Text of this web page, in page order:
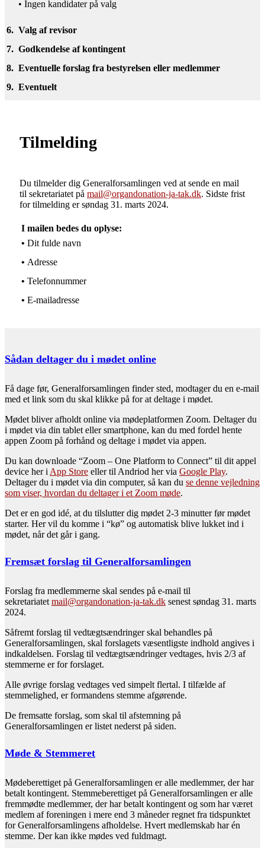
• Ingen kandidater på valg
6. Valg af revisor
7. Godkendelse af kontingent
8. Eventuelle forslag fra bestyrelsen eller medlemmer
9. Eventuelt
Tilmelding
Du tilmelder dig Generalforsamlingen ved at sende en mail
til sekretariatet på mail@organdonation-ja-tak.dk. Sidste frist
for tilmelding er søndag 31. marts 2024.
I mailen bedes du oplyse:
• Dit fulde navn
• Adresse
• Telefonnummer
• E-mailadresse
Sådan deltager du i mødet online
Få dage før, Generalforsamlingen finder sted, modtager du en e-mail
med et link som du skal klikke på for at deltage i mødet.
Mødet bliver afholdt online via mødeplatformen Zoom. Deltager du
i mødet via din tablet eller smartphone, kan du med fordel hente
appen Zoom på forhånd og deltage i mødet via appen.
Du kan downloade “Zoom – One Platform to Connect” til dit appel
device her i App Store eller til Andriod her via Google Play.
Deltager du i mødet via din computer, så kan du se denne vejledning
som viser, hvordan du deltager i et Zoom møde.
Det er en god idé, at du tilslutter dig mødet 2-3 minutter før mødet
starter. Her vil du komme i “kø” og automatisk blive lukket ind i
mødet, når det går i gang.
Fremsæt forslag til Generalforsamlingen
Forslag fra medlemmerne skal sendes på e-mail til
sekretariatet mail@organdonation-ja-tak.dk senest søndag 31. marts
2024.
Såfremt forslag til vedtægtsændringer skal behandles på
Generalforsamlingen, skal forslagets væsentligste indhold angives i
indkaldelsen. Forslag til vedtægtsændringer vedtages, hvis 2/3 af
stemmerne er for forslaget.
Alle øvrige forslag vedtages ved simpelt flertal. I tilfælde af
stemmelighed, er formandens stemme afgørende.
De fremsatte forslag, som skal til afstemning på
Generalforsamlingen er listet nederst på siden.
Møde & Stemmeret
Mødeberettiget på Generalforsamlingen er alle medlemmer, der har
betalt kontingent. Stemmeberettiget på Generalforsamlingen er alle
fremmødte medlemmer, der har betalt kontingent og som har været
medlem af foreningen i mere end 3 måneder regnet fra tidspunktet
for Generalforsamlingens afholdelse. Hvert medlemskab har én
stemme. Der kan ikke mødes ved fuldmagt.